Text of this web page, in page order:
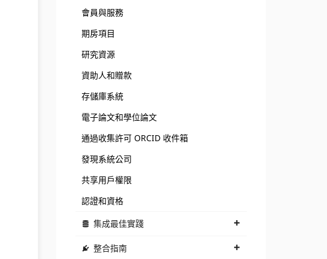
會員與服務
期房項目
研究資源
資助人和贈款
存儲庫系統
電子論文和學位論文
通過收集許可 ORCID 收件箱
發現系統公司
共享用戶權限
認證和資格
集成最佳實踐
整合指南